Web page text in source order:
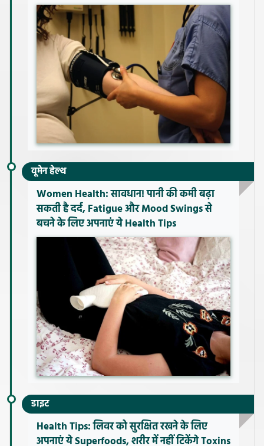
वूमेन हेल्थ
Women Health: सावधान! पानी की कमी बढ़ा
सकती है दर्द, Fatigue और Mood Swings से
बचने के लिए अपनाएं ये Health Tips
डाइट
Health Tips: लिवर को सुरक्षित रखने के लिए
अपनाएं ये Superfoods, शरीर में नहीं टिकेंगे Toxins